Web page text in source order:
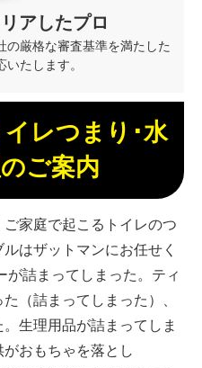
アしたプロ
の厳格な審査基準を満たした
いたします。
レつまり･水
ご案内
家庭で起こるトイレのつ
はザットマンにお任せく
が詰まってしまった。ティ
（詰まってしまった）、
生理用品が詰まってしま
おもちゃを落とし